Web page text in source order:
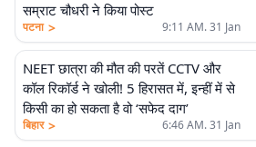
सम्राट चौधरी ने किया पोस्ट
पटना > 9:11 AM. 31 Jan
NEET छात्रा की मौत की परतें CCTV और
कॉल रिकॉर्ड ने खोली! 5 हिरासत में, इन्हीं में से
किसी का हो सकता है वो ‘सफेद दाग’
बिहार > 6:46 AM. 31 Jan